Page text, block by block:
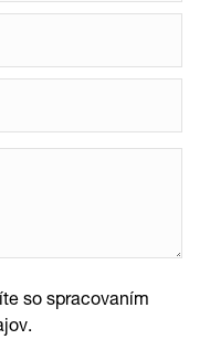
so spracovaním